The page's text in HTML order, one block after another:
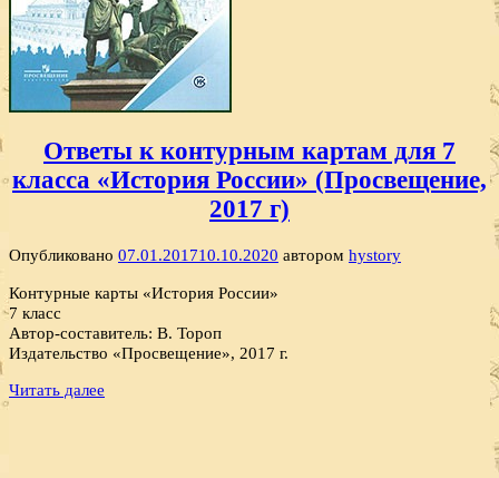
Ответы к контурным картам для 7
класса «История России» (Просвещение,
2017 г)
Опубликовано 07.01.201710.10.2020 автором hystory
Контурные карты «История России»
7 класс
Автор-составитель: В. Тороп
Издательство «Просвещение», 2017 г.
Читать далее